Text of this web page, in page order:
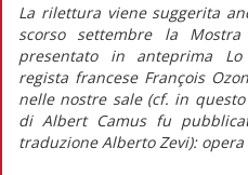
La rilettura viene suggerita
scorso settembre la
presentato in anteprima
regista francese François
nelle nostre sale (cf. in
di Albert Camus fu
traduzione Alberto Zevi):